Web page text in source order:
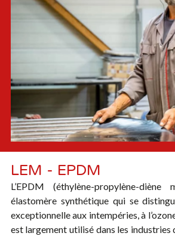
LEM - EPDM
L’EPDM (éthylène-propylène-
élastomère synthétique qui se
exceptionnelle aux intempéries, à
est largement utilisé dans les